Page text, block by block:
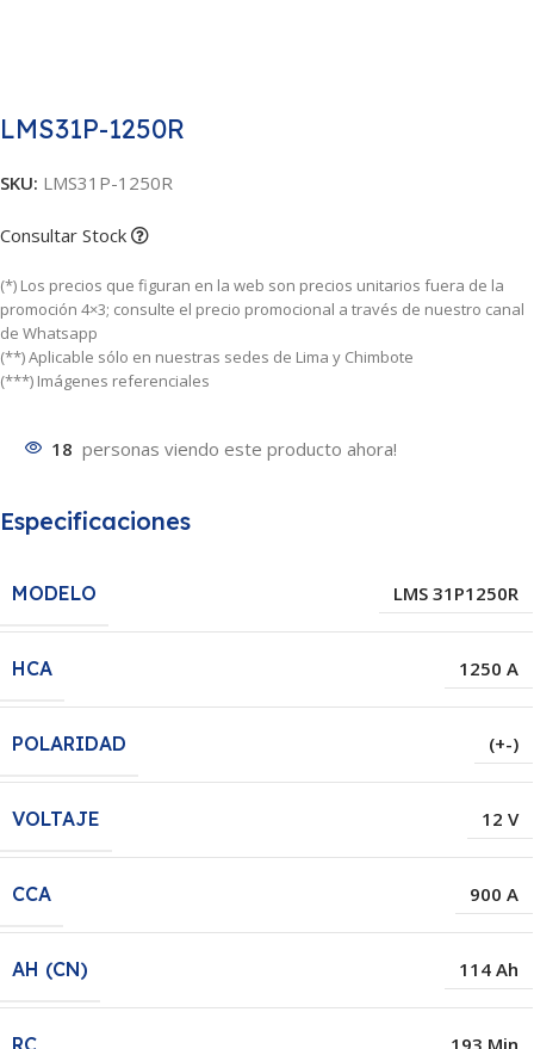
LMS31P-1250R
SKU: LMS31P-1250R
Consultar Stock
(*) Los precios que figuran en la web son precios unitarios fuera de la
promoción 4×3; consulte el precio promocional a través de nuestro canal
de Whatsapp
(**) Aplicable sólo en nuestras sedes de Lima y Chimbote
(***) Imágenes referenciales
18 personas viendo este producto ahora!
Especificaciones
MODELO LMS 31P1250R
HCA 1250 A
POLARIDAD (+-)
VOLTAJE 12 V
CCA 900 A
AH (CN) 114 Ah
RC 193 Min